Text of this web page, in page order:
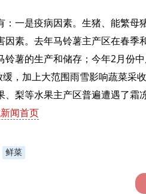
一是疫病因素。生猪、能繁母
素。去年马铃薯主产区在春季
薯的生产和储存；今年2月份
，加上大范围雨雪影响蔬菜采
梨等水果主产区普遍遭遇了霜
闻首页
鲜菜